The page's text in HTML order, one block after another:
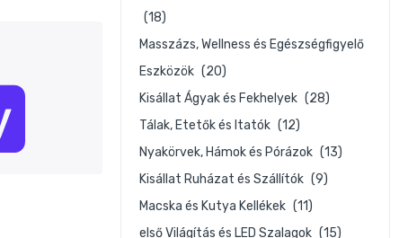
(18)
Masszázs, Wellness és Egészségfigyelő
Eszközök (20)
Kisállat Ágyak és Fekhelyek (28)
Tálak, Etetők és Itatók (12)
Nyakörvek, Hámok és Pórázok (13)
Kisállat Ruházat és Szállítók (9)
Macska és Kutya Kellékek (11)
első Világítás és LED Szalagok (15)